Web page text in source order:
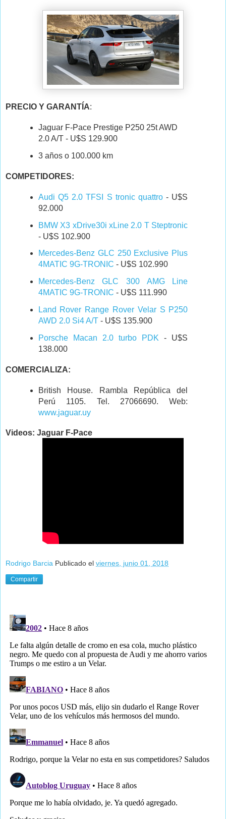
PRECIO Y GARANTÍA:
Jaguar F-Pace Prestige P250 25t AWD
2.0 A/T - U$S 129.900
3 años o 100.000 km
COMPETIDORES:
Audi Q5 2.0 TFSI S tronic quattro- U$S
92.000
BMW X3 xDrive30i xLine 2.0 T Steptronic
- U$S 102.900
Mercedes-Benz GLC 250 Exclusive Plus
4MATIC 9G-TRONIC - U$S 102.990
Mercedes-Benz GLC 300 AMG Line
4MATIC 9G-TRONIC - U$S 111.990
Land Rover Range Rover Velar S P250
AWD 2.0 Si4 A/T- U$S 135.900
Porsche Macan 2.0 turbo PDK - U$S
138.000
COMERCIALIZA:
British House. Rambla República del
Perú 1105. Tel. 27066690. Web:
www.jaguar.uy
Videos: Jaguar F-Pace
Rodrigo Barcia Publicado el viernes, junio 01, 2018
Compartir